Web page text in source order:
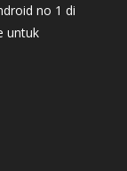
no 1 di
untuk